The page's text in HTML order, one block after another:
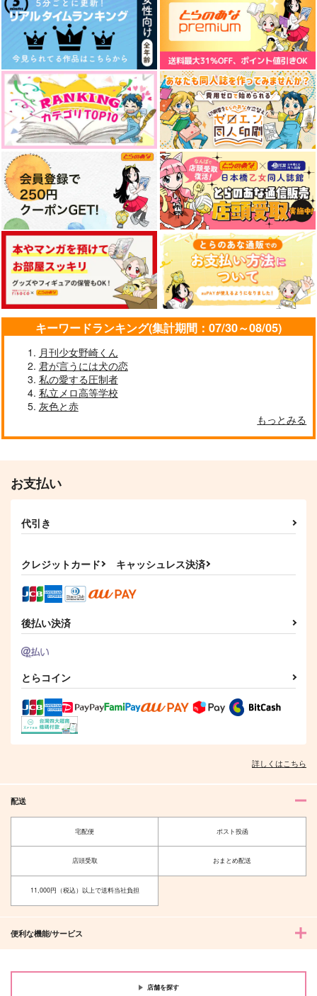
sweet &spicy
えんがわたこつぶ
880円（税込）
椎名ニキ×天城燐音
サンプル
作品詳細
荊のきみへ3
Russian Roulette
715円（税込）
天城燐音×HiMERU
サンプル
作品詳細
大いなる手続き
倫理本町
394円（税込）
天城燐音×HiMERU
サンプル
作品詳細
今日はお終い
倫理本町
円（税込）
作品詳細
メル燐HOLIC
E&L
（税込）
街屋
1,100円（税込）
天城燐音
作品詳細
おちゃわん
1,100円（税込）
作品詳細
おちゃわん
692円
サンプル
作品詳細
なんだかんだありまし
ダブセン短編2
usami
ふたりのプラネテス
キーワードランキング(集計期間：07/30～08/05)
月刊少女野崎くん
君が言うには犬の恋
私の愛する圧制者
私立メロ高等学校
灰色と赤
もっとみる
お支払い
代引き
クレジットカード キャッシュレス決済
後払い決済
とらコイン
詳しくはこちら
配送
宅配便 ポスト投函
店頭受取 おまとめ配送
11,000円（税込）以上で送料当社負担
便利な機能/サービス
店舗を探す